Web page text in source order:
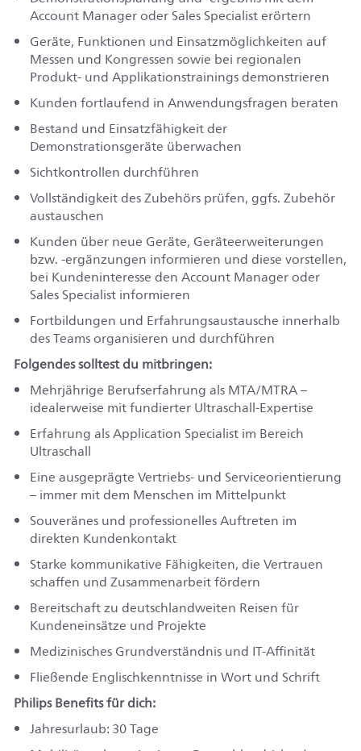
Account Manager oder Sales Specialist erörtern
Geräte, Funktionen und Einsatzmöglichkeiten auf
Messen und Kongressen sowie bei regionalen
Produkt- und Applikationstrainings demonstrieren
Kunden fortlaufend in Anwendungsfragen beraten
Bestand und Einsatzfähigkeit der
Demonstrationsgeräte überwachen
Sichtkontrollen durchführen
Vollständigkeit des Zubehörs prüfen, ggfs. Zubehör
austauschen
Kunden über neue Geräte, Geräteerweiterungen
bzw. -ergänzungen informieren und diese vorstellen,
bei Kundeninteresse den Account Manager oder
Sales Specialist informieren
Fortbildungen und Erfahrungsaustausche innerhalb
des Teams organisieren und durchführen
Folgendes solltest du mitbringen:
Mehrjährige Berufserfahrung als MTA/MTRA –
idealerweise mit fundierter Ultraschall-Expertise
Erfahrung als Application Specialist im Bereich
Ultraschall
Eine ausgeprägte Vertriebs- und Serviceorientierung
– immer mit dem Menschen im Mittelpunkt
Souveränes und professionelles Auftreten im
direkten Kundenkontakt
Starke kommunikative Fähigkeiten, die Vertrauen
schaffen und Zusammenarbeit fördern
Bereitschaft zu deutschlandweiten Reisen für
Kundeneinsätze und Projekte
Medizinisches Grundverständnis und IT-Affinität
Fließende Englischkenntnisse in Wort und Schrift
Philips Benefits für dich:
Jahresurlaub: 30 Tage